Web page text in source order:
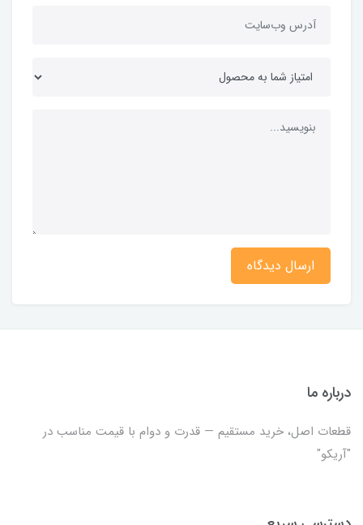
ارسال دیدگاه
درباره ما
قطعات اصل، خرید مستقیم — قدرت و دوام با قیمت مناسب در
"آریکو"